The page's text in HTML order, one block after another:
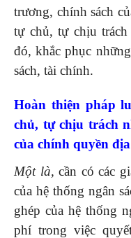
trương, chính sách
tự chủ, tự chịu
đó, khắc phục
sách, tài chính.
Hoàn thiện pháp
chủ, tự chịu trách
của chính quyền
Một là, cần có các
của hệ thống ngân
ghép của hệ thống
phí trong việc